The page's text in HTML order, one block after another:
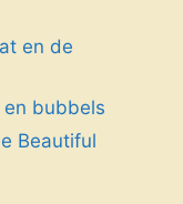
en de
en bubbels
Beautiful